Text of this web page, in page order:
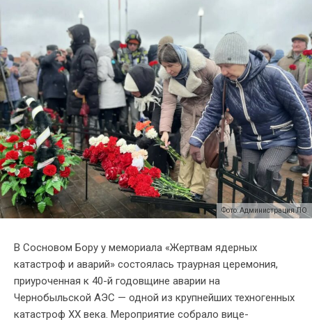
Фото: Администрация ЛО
В Сосновом Бору у мемориала «Жертвам ядерных
катастроф и аварий» состоялась траурная церемония,
приуроченная к 40-й годовщине аварии на
Чернобыльской АЭС — одной из крупнейших техногенных
катастроф XX века. Мероприятие собрало вице-